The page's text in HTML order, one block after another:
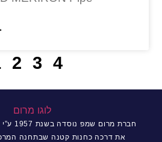
2 3 4
חברת
את דרכה כחנות קטנה שבתחנה